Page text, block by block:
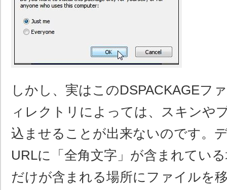
しかし、実はこのDSPACKAGEフ
ィレクトリによっては、スキンや
込ませることが出来ないのです。
URLに「全角文字」が含まれてい
だけが含まれる場所にファイルを